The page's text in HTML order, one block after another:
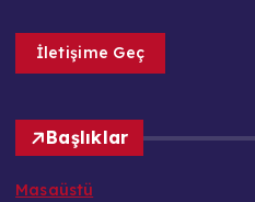
İletişime Geç
Başlıklar
Masaüstü